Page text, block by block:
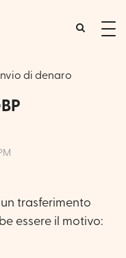
Invio di denaro
trasferimento
essere il motivo: